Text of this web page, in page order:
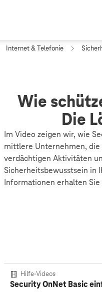
Internet & Telefonie
Wie
Die
Im Video zeigen wir, wie
mittlere Unternehmen, die
verdächtigen Aktivitäten
Sicherheitsbewusstsein in
Informationen erhalten
Hilfe-Videos
Security OnNet Basic